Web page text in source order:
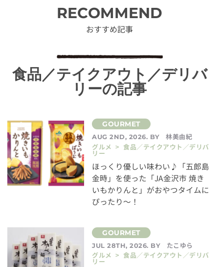
RECOMMEND
おすすめ記事
食品／テイクアウト／デリバ
リーの記事
AUG 2ND, 2026. BY
林美由紀
グルメ > 食品／テイクアウト／デリバ
リー
ほっくり優しい味わい♪「五郎島
金時」を使った「JA金沢市 焼き
いもかりんと」がおやつタイムに
ぴったり～！
JUL 28TH, 2026. BY
たこゆら
グルメ > 食品／テイクアウト／デリバ
リー